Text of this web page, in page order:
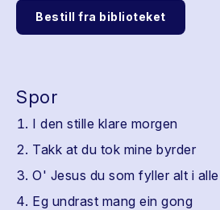
Bestill fra biblioteket
Spor
I den stille klare morgen
Takk at du tok mine byrder
O' Jesus du som fyller alt i alle
Eg undrast mang ein gong